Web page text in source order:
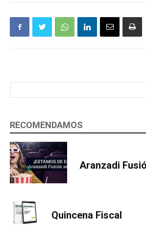
RECOMENDAMOS
Aranzadi
Quincena Fiscal